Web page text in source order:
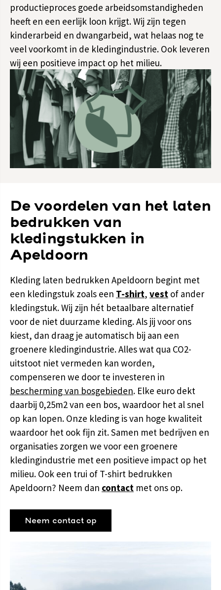
productieproces goede arbeidsomstandigheden
heeft en een eerlijk loon krijgt. Wij zijn tegen
kinderarbeid en dwangarbeid, wat helaas nog te
veel voorkomt in de kledingindustrie. Ook leveren
wij een positieve impact op het milieu.
De voordelen van het laten
bedrukken van
kledingstukken in
Apeldoorn
Kleding laten bedrukken Apeldoorn begint met
een kledingstuk zoals een T-shirt, vest of ander
kledingstuk. Wij zijn hét betaalbare alternatief
voor de niet duurzame kleding. Als jij voor ons
kiest, dan draag je automatisch bij aan een
groenere kledingindustrie. Alles wat qua CO2-
uitstoot niet vermeden kan worden,
compenseren we door te investeren in
bescherming van bosgebieden. Elke euro dekt
daarbij 0,25m2 van een bos, waardoor het al snel
op kan lopen. Onze kleding is van hoge kwaliteit
waardoor het ook fijn zit. Samen met bedrijven en
organisaties zorgen we voor een groenere
kledingindustrie met een positieve impact op het
milieu. Ook een trui of T-shirt bedrukken
Apeldoorn? Neem dan contact met ons op.
Neem contact op